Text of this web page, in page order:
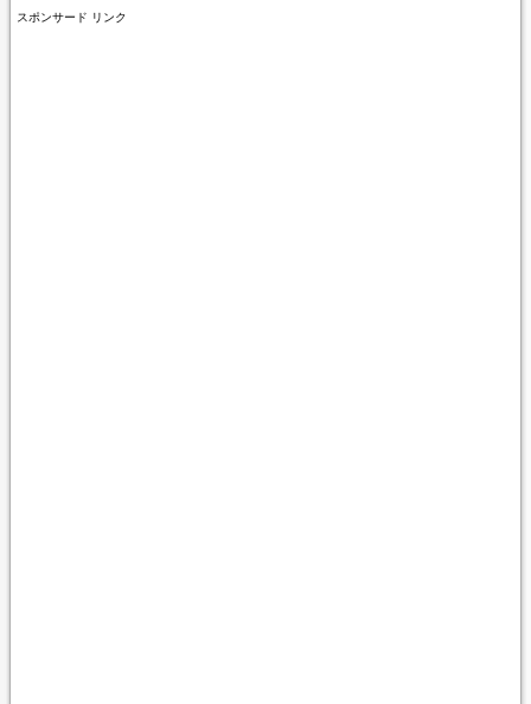
スポンサード リンク